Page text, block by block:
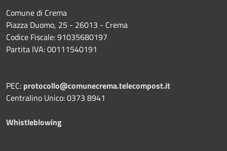
Comune di Crema
Piazza Duomo, 25 - 26013 - Crema
Codice Fiscale: 91035680197
Partita IVA: 00111540191
PEC: protocollo@comunecrema.telecompost.it
Centralino Unico: 0373 8941
Whistleblowing